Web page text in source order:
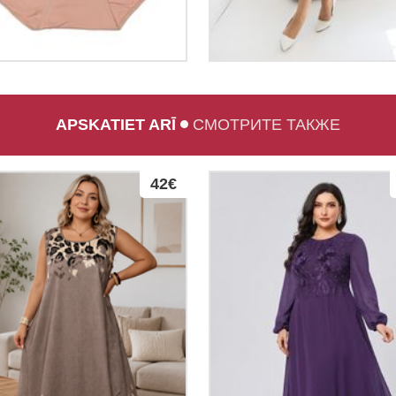
APSKATIET ARĪ СМОТРИТЕ ТАКЖЕ
42€